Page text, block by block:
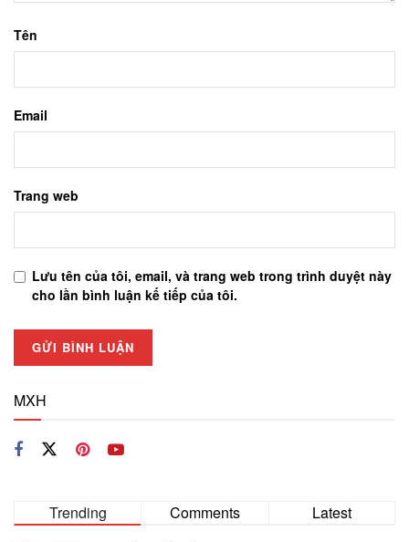
Tên
Email
Trang web
Lưu tên của tôi, email, và trang web trong trình duyệt này
cho lần bình luận kế tiếp của tôi.
MXH
Trending Comments Latest